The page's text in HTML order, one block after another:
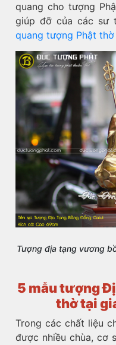
quang cho tượng
giúp đỡ của các sư
quang tượng Phật
Tượng địa tạng vương
5 mẫu tượng
thờ tại
Trong các chất liệu
được nhiều chùa, cơ